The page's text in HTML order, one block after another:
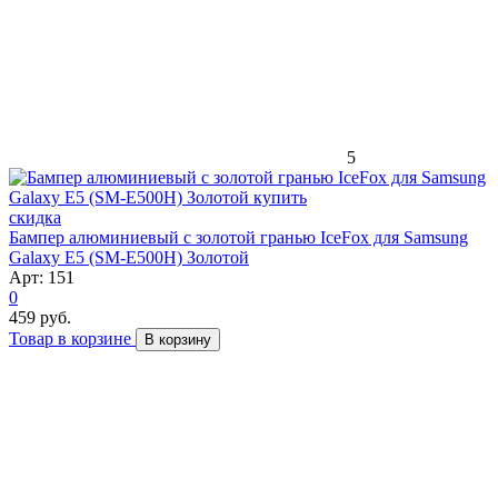
5
скидка
Бампер алюминиевый с золотой гранью IceFox для Samsung
Galaxy E5 (SM-E500H) Золотой
Арт: 151
0
459 руб.
Товар в корзине
В корзину